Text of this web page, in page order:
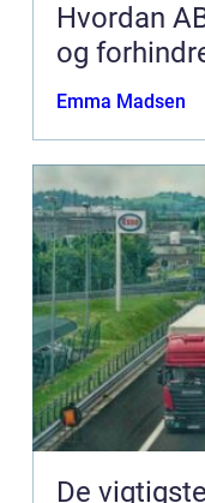
Hvordan
og
Emma Madsen
De